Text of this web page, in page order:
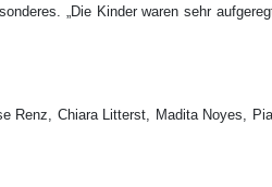
„Die Kinder waren sehr
Renz, Chiara Litterst, Madita Noyes,